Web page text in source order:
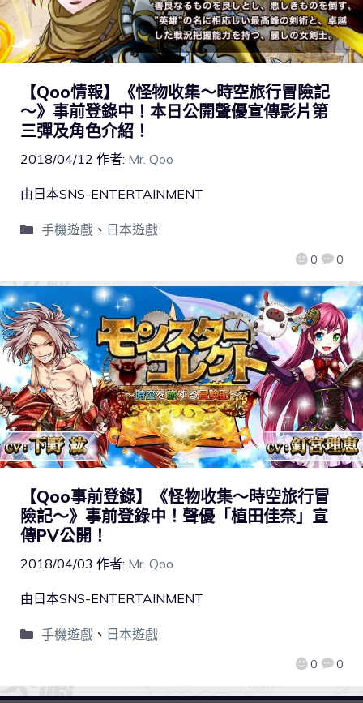
【Qoo情報】《怪物收集～時空旅行冒險記
～》事前登錄中！本日公開聲優宣傳影片第
三彈及角色介紹！
2018/04/12 作者: Mr. Qoo
0 0
由日本SNS-ENTERTAINMENT
手機遊戲、 日本遊戲
【Qoo事前登錄】《怪物收集～時空旅行冒
險記～》事前登錄中！聲優「植田佳奈」宣
傳PV公開！
2018/04/03 作者: Mr. Qoo
0 0
由日本SNS-ENTERTAINMENT
手機遊戲、 日本遊戲